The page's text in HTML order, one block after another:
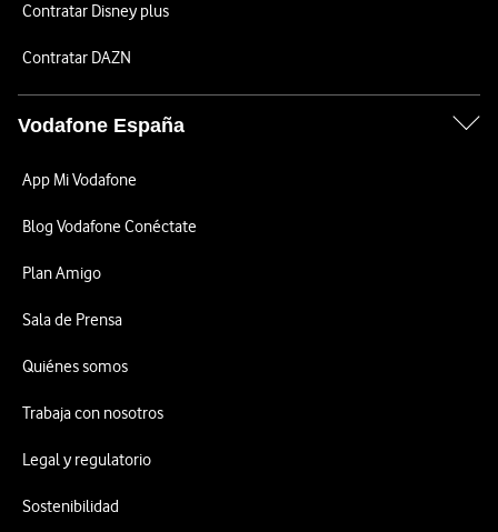
Contratar Disney plus
Contratar DAZN
Vodafone España
App Mi Vodafone
Blog Vodafone Conéctate
Plan Amigo
Sala de Prensa
Quiénes somos
Trabaja con nosotros
Legal y regulatorio
Sostenibilidad